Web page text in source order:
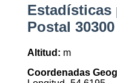
Estadísticas
Postal
Altitud: m
Coordenadas